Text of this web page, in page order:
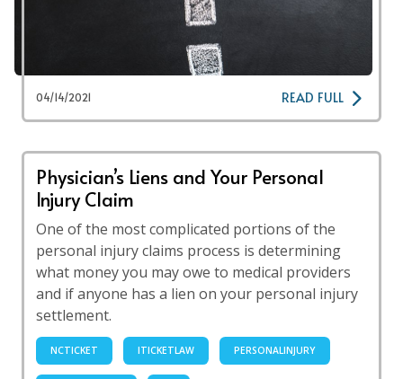
04/14/2021 READ FULL
Physician’s Liens and Your Personal
Injury Claim
One of the most complicated portions of the
personal injury claims process is determining
what money you may owe to medical providers
and if anyone has a lien on your personal injury
settlement.
NCTICKET ITICKETLAW PERSONALINJURY